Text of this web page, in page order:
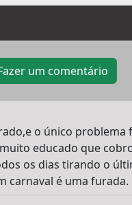
um comentário
o único problema
educado que
os dias tirando o
carnaval é uma furada.